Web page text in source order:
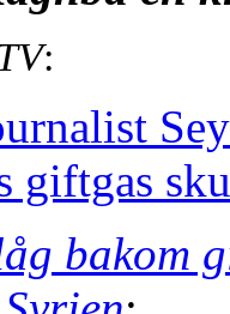
:
giftgas
bakom